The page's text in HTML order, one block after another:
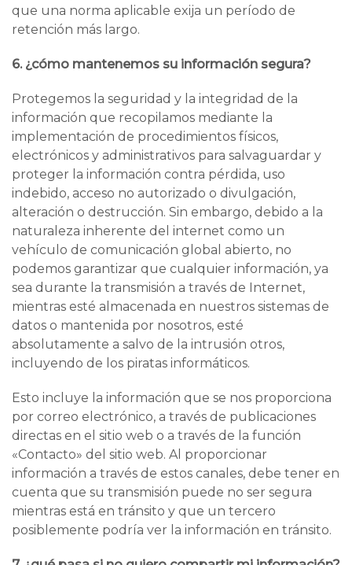
que una norma aplicable exija un período de
retención más largo.
6. ¿cómo mantenemos su información segura?
Protegemos la seguridad y la integridad de la
información que recopilamos mediante la
implementación de procedimientos físicos,
electrónicos y administrativos para salvaguardar y
proteger la información contra pérdida, uso
indebido, acceso no autorizado o divulgación,
alteración o destrucción. Sin embargo, debido a la
naturaleza inherente del internet como un
vehículo de comunicación global abierto, no
podemos garantizar que cualquier información, ya
sea durante la transmisión a través de Internet,
mientras esté almacenada en nuestros sistemas de
datos o mantenida por nosotros, esté
absolutamente a salvo de la intrusión otros,
incluyendo de los piratas informáticos.
Esto incluye la información que se nos proporciona
por correo electrónico, a través de publicaciones
directas en el sitio web o a través de la función
«Contacto» del sitio web. Al proporcionar
información a través de estos canales, debe tener en
cuenta que su transmisión puede no ser segura
mientras está en tránsito y que un tercero
posiblemente podría ver la información en tránsito.